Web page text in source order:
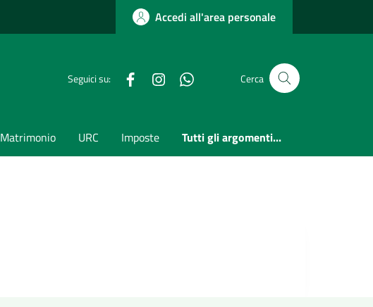
Accedi all'area personale
Seguici su: FacebookInstagramwhatsappCerca
Matrimonio URC Imposte Tutti gli argomenti...